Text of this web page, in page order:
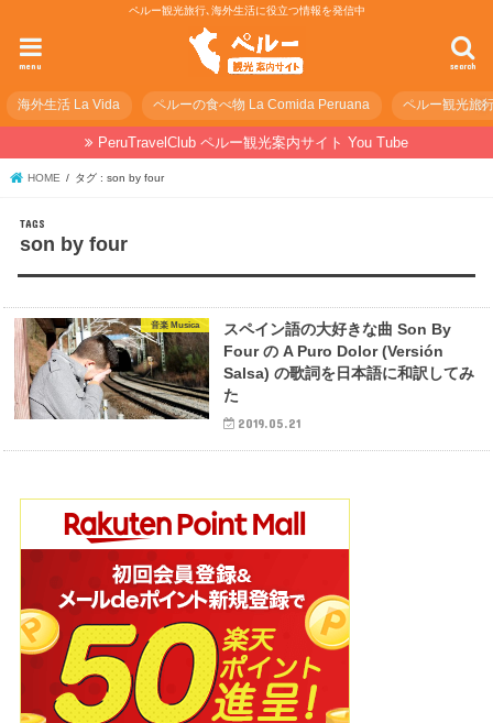
ペルー観光旅行､海外生活に役立つ情報を発信中
search
menu
海外生活 La Vida ペルーの食べ物 La Comida Peruana ペルー観光旅
PeruTravelClub ペルー観光案内サイト You Tube
HOME タグ : son by four
son by four
音楽 Musica
スペイン語の大好きな曲 Son By
Four の A Puro Dolor (Versión
Salsa) の歌詞を日本語に和訳してみ
た
2019.05.21